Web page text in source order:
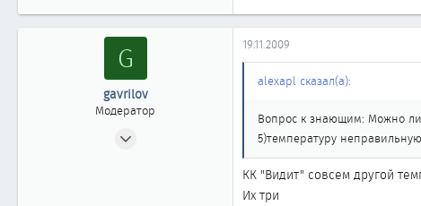
G
gavrilov
Модератор
19.11.2009
alexapl сказал(а):
Вопрос к знающим: Можно
5)температуру
КК "Видит" совсем другой
Их три